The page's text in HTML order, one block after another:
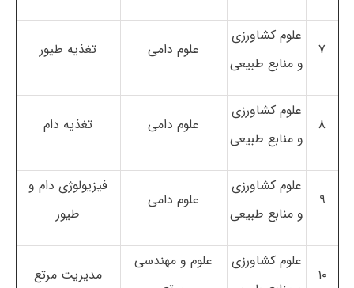
۷
علوم کشاورزی
و منابع طبیعی
علوم دامی تغذیه طیور
۸
علوم کشاورزی
و منابع طبیعی
علوم دامی تغذیه دام
۹
علوم کشاورزی
و منابع طبیعی
علوم دامی
فیزیولوژی دام و
طیور
۱۰
علوم کشاورزی
علوم و مهندسی
مدیریت مرتع